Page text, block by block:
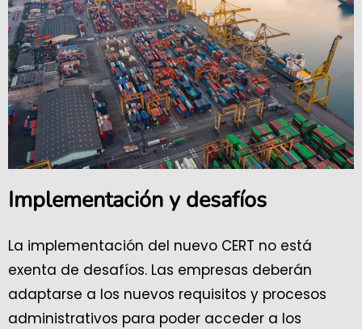
Implementación y desafíos
La implementación del nuevo CERT no está
exenta de desafíos. Las empresas deberán
adaptarse a los nuevos requisitos y procesos
administrativos para poder acceder a los